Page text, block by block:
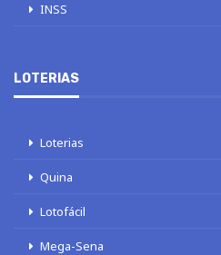
INSS
LOTERIAS
Loterias
Quina
Lotofácil
Mega-Sena